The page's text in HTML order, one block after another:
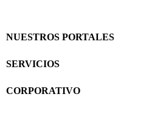
NUESTROS PORTALES
SERVICIOS
CORPORATIVO